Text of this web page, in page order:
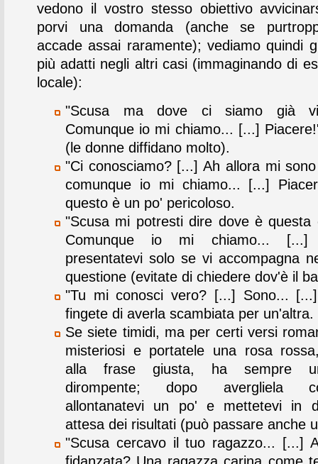
vedono il vostro stesso obiettivo
porvi una domanda (anche se
accade assai raramente); vediamo quindi
più adatti negli altri casi (immaginando di
locale):
"Scusa ma dove ci siamo già
Comunque io mi chiamo... [...]
(le donne diffidano molto).
"Ci conosciamo? [...] Ah allora mi
comunque io mi chiamo... [...]
questo è un po' pericoloso.
"Scusa mi potresti dire dove è questa
Comunque io mi chiamo... [...]
presentatevi solo se vi accompagna
questione (evitate di chiedere dov'è il
"Tu mi conosci vero? [...] Sono...
fingete di averla scambiata per un'altra.
Se siete timidi, ma per certi versi
misteriosi e portatele una rosa
alla frase giusta, ha sempre
dirompente; dopo avergliela
allontanatevi un po' e mettetevi in
attesa dei risultati (può passare anche
"Scusa cercavo il tuo ragazzo... [...]